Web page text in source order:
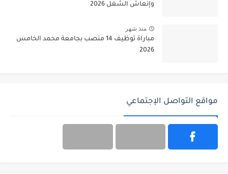
وإنعاش الشغل 2026
منذ شهر
مباراة توظيف 14 منصب بجامعة محمد الخامس
2026
مواقع التواصل الإجتماعي